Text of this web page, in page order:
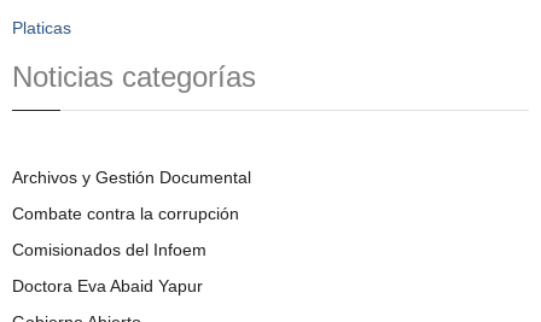
Platicas
Noticias categorías
Archivos y Gestión Documental
Combate contra la corrupción
Comisionados del Infoem
Doctora Eva Abaid Yapur